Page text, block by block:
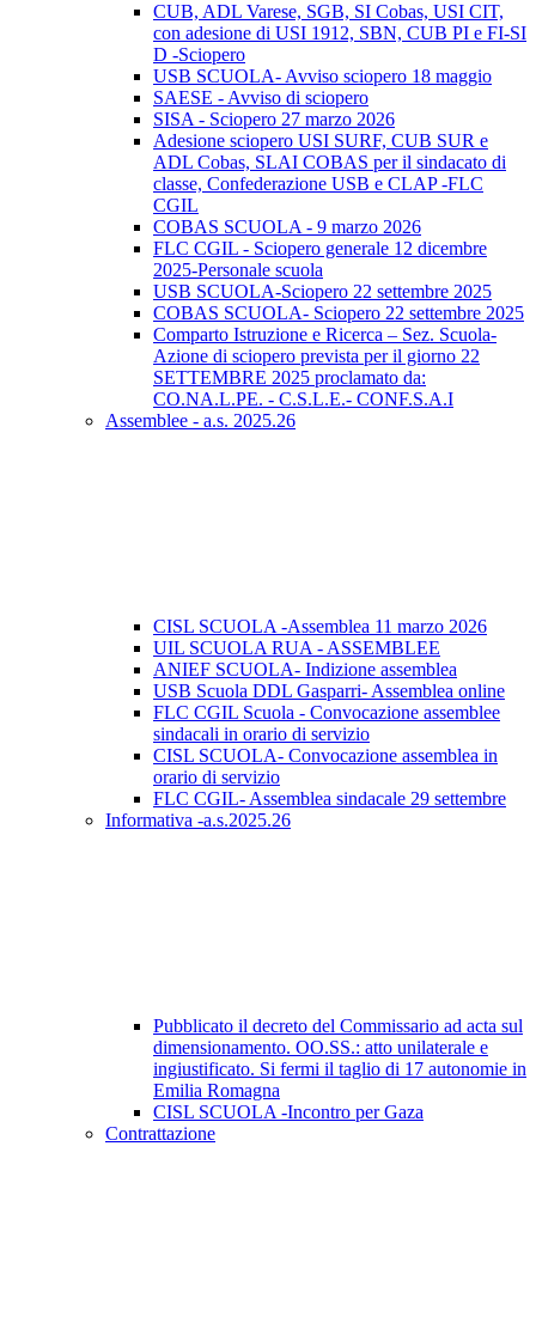
CUB, ADL Varese, SGB, SI Cobas, USI CIT,
con adesione di USI 1912, SBN, CUB PI e FI-SI
D -Sciopero
USB SCUOLA- Avviso sciopero 18 maggio
SAESE - Avviso di sciopero
SISA - Sciopero 27 marzo 2026
Adesione sciopero USI SURF, CUB SUR e
ADL Cobas, SLAI COBAS per il sindacato di
classe, Confederazione USB e CLAP -FLC
CGIL
COBAS SCUOLA - 9 marzo 2026
FLC CGIL - Sciopero generale 12 dicembre
2025-Personale scuola
USB SCUOLA-Sciopero 22 settembre 2025
COBAS SCUOLA- Sciopero 22 settembre 2025
Comparto Istruzione e Ricerca – Sez. Scuola-
Azione di sciopero prevista per il giorno 22
SETTEMBRE 2025 proclamato da:
CO.NA.L.PE. - C.S.L.E.- CONF.S.A.I
Assemblee - a.s. 2025.26
CISL SCUOLA -Assemblea 11 marzo 2026
UIL SCUOLA RUA - ASSEMBLEE
ANIEF SCUOLA- Indizione assemblea
USB Scuola DDL Gasparri- Assemblea online
FLC CGIL Scuola - Convocazione assemblee
sindacali in orario di servizio
CISL SCUOLA- Convocazione assemblea in
orario di servizio
FLC CGIL- Assemblea sindacale 29 settembre
Informativa -a.s.2025.26
Pubblicato il decreto del Commissario ad acta sul
dimensionamento. OO.SS.: atto unilaterale e
ingiustificato. Si fermi il taglio di 17 autonomie in
Emilia Romagna
CISL SCUOLA -Incontro per Gaza
Contrattazione